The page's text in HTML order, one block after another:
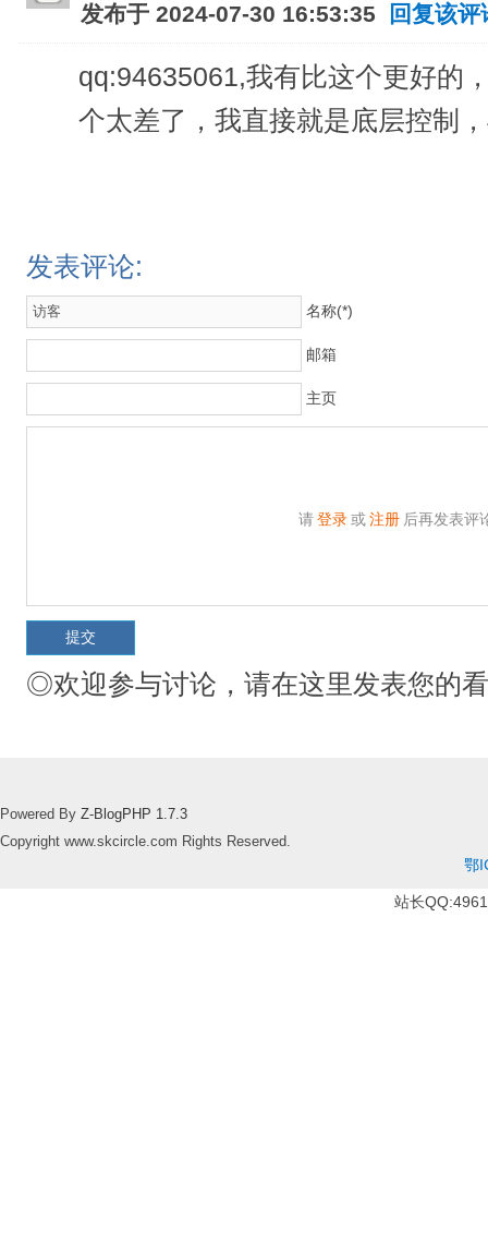
发布于 2024-07-30 16:53:35 回复该评
qq:94635061,我有比这个更好的
个太差了，我直接就是底层控制
发表评论:
名称(*)
邮箱
主页
请 登录 或 注册 后再发表评
◎欢迎参与讨论，请在这里发表您的
Powered By Z-BlogPHP 1.7.3
Copyright www.skcircle.com Rights Reserved.
鄂
站长